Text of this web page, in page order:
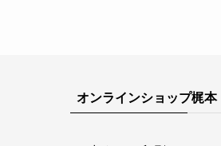
オンラインショップ梶本